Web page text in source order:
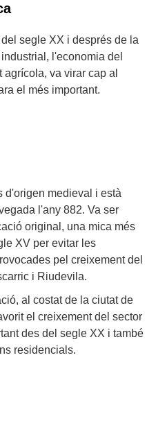
segle XX i després de la
l'economia del
va virar cap al
el més important.
d'origen medieval i està
l'any 882. Va ser
original, una mica més
XV per evitar les
pel creixement del
i Riudevila.
al costat de la ciutat de
el creixement del sector
des del segle XX i també
residencials.